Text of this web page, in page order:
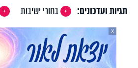
תגיות ועדכונים: בחורי ישיבות
X